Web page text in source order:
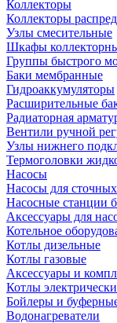
Коллекторы
Коллекторы
Узлы смесительные
Шкафы
Группы быстрого
Баки мембранные
Гидроаккумуляторы
Расширительные
Радиаторная
Вентили ручной
Узлы нижнего
Термоголовки
Насосы
Насосы для
Насосные станции
Аксессуары для
Котельное
Котлы дизельные
Котлы газовые
Аксессуары и
Котлы
Бойлеры и
Водонагреватели